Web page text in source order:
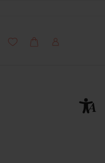
Meine Wunschliste
WarenkorbMein Account